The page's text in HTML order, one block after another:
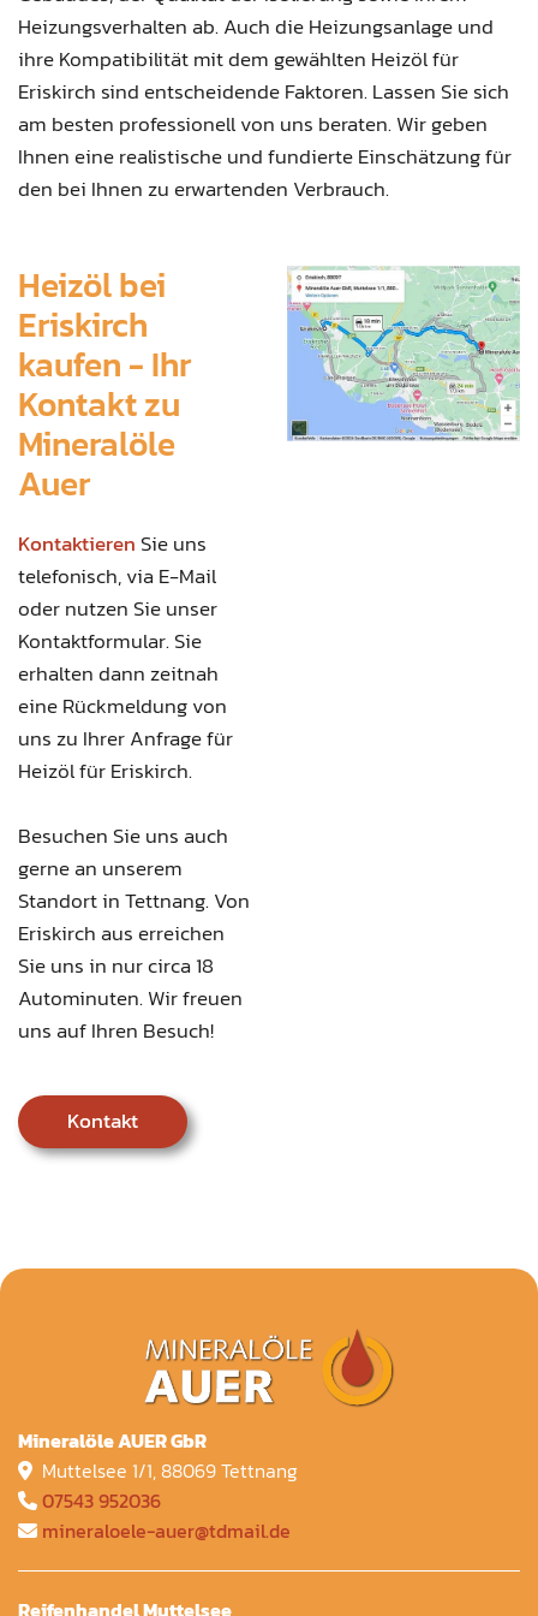
Heizungsverhalten ab. Auch die Heizungsanlage und
ihre Kompatibilität mit dem gewählten Heizöl für
Eriskirch sind entscheidende Faktoren. Lassen Sie sich
am besten professionell von uns beraten. Wir geben
Ihnen eine realistische und fundierte Einschätzung für
den bei Ihnen zu erwartenden Verbrauch.
Heizöl bei
Eriskirch
kaufen - Ihr
Kontakt zu
Mineralöle
Auer
Kontaktieren Sie uns
telefonisch, via E-Mail
oder nutzen Sie unser
Kontaktformular. Sie
erhalten dann zeitnah
eine Rückmeldung von
uns zu Ihrer Anfrage für
Heizöl für Eriskirch.
Besuchen Sie unsauch
gerne an unserem
Standort in Tettnang. Von
Eriskirch aus erreichen
Sie uns in nur circa 18
Autominuten. Wir freuen
uns auf Ihren Besuch!
Kontakt
Mineralöle AUER GbR
 Muttelsee 1/1, 88069 Tettnang
 07543 952036
 mineraloele-auer@tdmail.de
Reifenhandel Muttelsee